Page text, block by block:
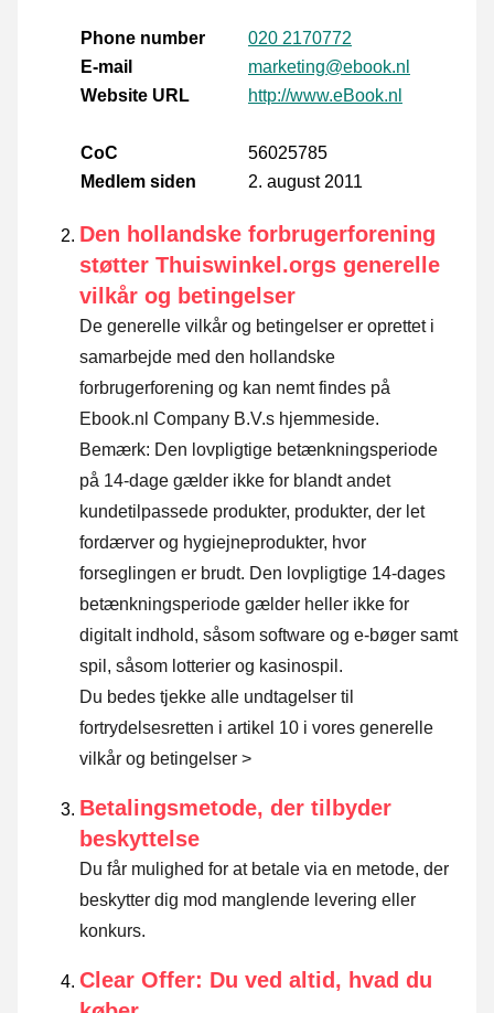
Phone number
020 2170772
E-mail
marketing@ebook.nl
Website URL
http://www.eBook.nl
CoC
56025785
Medlem siden
2. august 2011
Den hollandske forbrugerforening
støtter Thuiswinkel.orgs generelle
vilkår og betingelser
De generelle vilkår og betingelser er oprettet i
samarbejde med den hollandske
forbrugerforening og kan nemt findes på
Ebook.nl Company B.V.s hjemmeside.
Bemærk: Den lovpligtige betænkningsperiode
på 14-dage gælder ikke for blandt andet
kundetilpassede produkter, produkter, der let
fordærver og hygiejneprodukter, hvor
forseglingen er brudt. Den lovpligtige 14-dages
betænkningsperiode gælder heller ikke for
digitalt indhold, såsom software og e-bøger samt
spil, såsom lotterier og kasinospil.
Du bedes tjekke alle undtagelser til
fortrydelsesretten i artikel 10 i vores generelle
vilkår og betingelser >
Betalingsmetode, der tilbyder
beskyttelse
Du får mulighed for at betale via en metode, der
beskytter dig mod manglende levering eller
konkurs.
Clear Offer: Du ved altid, hvad du